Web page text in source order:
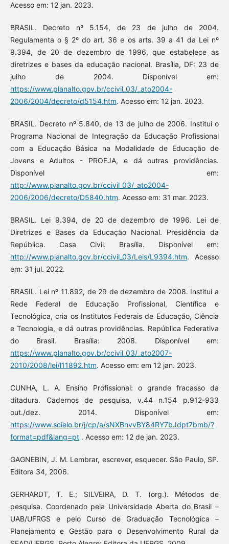
Acesso em: 12 jan. 2023.
BRASIL. Decreto nº 5.154, de 23 de julho de 2004.
Regulamenta o § 2º do art. 36 e os arts. 39 a 41 da Lei nº
9.394, de 20 de dezembro de 1996, que estabelece as
diretrizes e bases da educação nacional. Brasília, DF: 23 de
julho de 2004. Disponível em:
https://www.planalto.gov.br/ccivil_03/_ato2004-
2006/2004/decreto/d5154.htm. Acesso em: 12 jan. 2023.
BRASIL. Decreto nº 5.840, de 13 de julho de 2006. Institui o
Programa Nacional de Integração da Educação Profissional
com a Educação Básica na Modalidade de Educação de
Jovens e Adultos - PROEJA, e dá outras providências.
Disponível em:
http://www.planalto.gov.br/ccivil_03/_ato2004-
2006/2006/decreto/D5840.htm. Acesso em: 31 mar. 2023.
BRASIL. Lei 9.394, de 20 de dezembro de 1996. Lei de
Diretrizes e Bases da Educação Nacional. Presidência da
República. Casa Civil. Brasília. Disponível em:
http://www.planalto.gov.br/ccivil_03/Leis/L9394.htm. Acesso
em: 31 jul. 2022.
BRASIL. Lei nº 11.892, de 29 de dezembro de 2008. Institui a
Rede Federal de Educação Profissional, Científica e
Tecnológica, cria os Institutos Federais de Educação, Ciência
e Tecnologia, e dá outras providências. República Federativa
do Brasil. Brasília: 2008. Disponível em:
https://www.planalto.gov.br/ccivil_03/_ato2007-
2010/2008/lei/l11892.htm. Acesso em: em 12 jan. 2023.
CUNHA, L. A. Ensino Profissional: o grande fracasso da
ditadura. Cadernos de pesquisa, v.44 n.154 p.912-933
out./dez. 2014. Disponível em:
https://www.scielo.br/j/cp/a/sNXBnvvBY84RY7bJdpt7bmb/?
format=pdf&lang=pt. Acesso em: 12 de jan. 2023.
GAGNEBIN, J. M. Lembrar, escrever, esquecer. São Paulo, SP.
Editora 34, 2006.
GERHARDT, T. E.; SILVEIRA, D. T. (org.). Métodos de
pesquisa. Coordenado pela Universidade Aberta do Brasil –
UAB/UFRGS e pelo Curso de Graduação Tecnológica –
Planejamento e Gestão para o Desenvolvimento Rural da